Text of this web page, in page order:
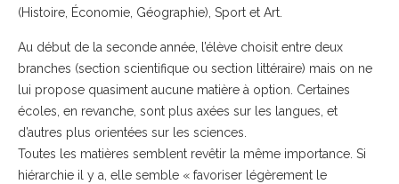
(Histoire, Économie, Géographie), Sport et Art.
Au début de la seconde année, l’élève choisit entre deux
branches (section scientifique ou section littéraire) mais on ne
lui propose quasiment aucune matière à option. Certaines
écoles, en revanche, sont plus axées sur les langues, et
d’autres plus orientées sur les sciences.
Toutes les matières semblent revêtir la même importance. Si
hiérarchie il y a, elle semble « favoriser légèrement le